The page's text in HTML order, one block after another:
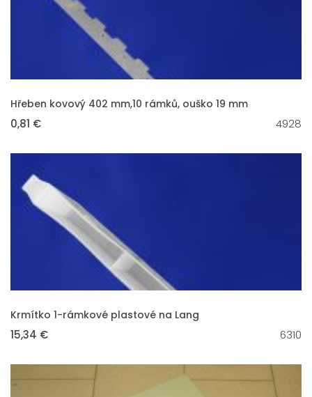
VLOŽIT DO KOŠÍKU
Hřeben kovový 402 mm,10 rámků, ouško 19 mm
0,81 € 4928
VLOŽIT DO KOŠÍKU
Krmítko 1-rámkové plastové na Lang
15,34 € 6310